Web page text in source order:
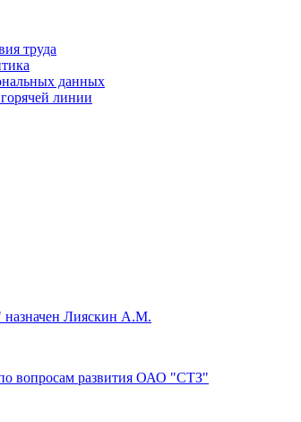
труда
данных
линии
Лияскин А.М.
вопросам развития ОАО "СТЗ"